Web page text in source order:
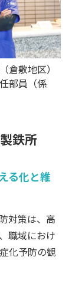
倉敷地区）
部員（係
鉄所
る化と維
対策は、高
職域におけ
化予防の観